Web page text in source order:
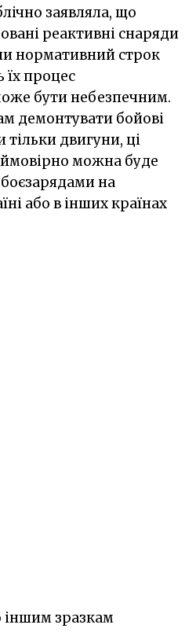
заявляла, що
реактивні снаряди
нормативний строк
їх процес
бути небезпечним.
демонтувати бойові
тільки двигуни, ці
можна буде
на
або в інших країнах
зразкам